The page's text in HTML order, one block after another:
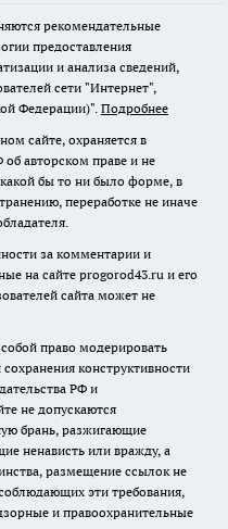
рекомендательные
предоставления
и анализа сведений,
сети "Интернет",
Федерации)". Подробнее
сайте, охраняется в
об авторском праве и не
бы то ни было форме, в
переработке не иначе
за комментарии и
на сайте progorod43.ru и его
сайта может не
право модерировать
конструктивности
РФ и
не допускаются
брань, разжигающие
ненависть или вражду, а
размещение ссылок не
эти требования,
и правоохранительные